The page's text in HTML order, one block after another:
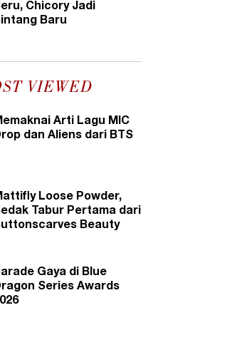
Chicory Jadi
Baru
VIEWED
Arti Lagu MIC
dan Aliens dari BTS
Loose Powder,
Tabur Pertama dari
Beauty
Gaya di Blue
Series Awards